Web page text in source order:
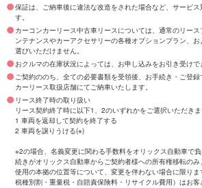
保証は、ご納車後に違法な改造をされた場合など、サービ
す。
カーコンカーリース中古車リースについては、通常のリー
ンテナンスやカーアクセサリーの各種オプションプラン、
選びいただけません。
おクルマの在庫状況によっては、お申し込みをお引き受けで
ご契約ののち、全ての必要書類を受領後、お手続き・ご登
カーリース取扱店舗にてご納車いたします。
リース終了時の取り扱い
リース契約終了時に以下1、2のいずれかをご選択いただきま
1 車両を返却して契約を終了する
2 車両を譲りうける(※)
※2の場合、名義変更に関わる手数料をオリックス自動車で
続きがオリックス自動車からご契約者様への所有権移転の
使用の本拠の位置等について、変更を伴わない場合に限り
税種別割・重量税・自賠責保険料・リサイクル費用）はお客